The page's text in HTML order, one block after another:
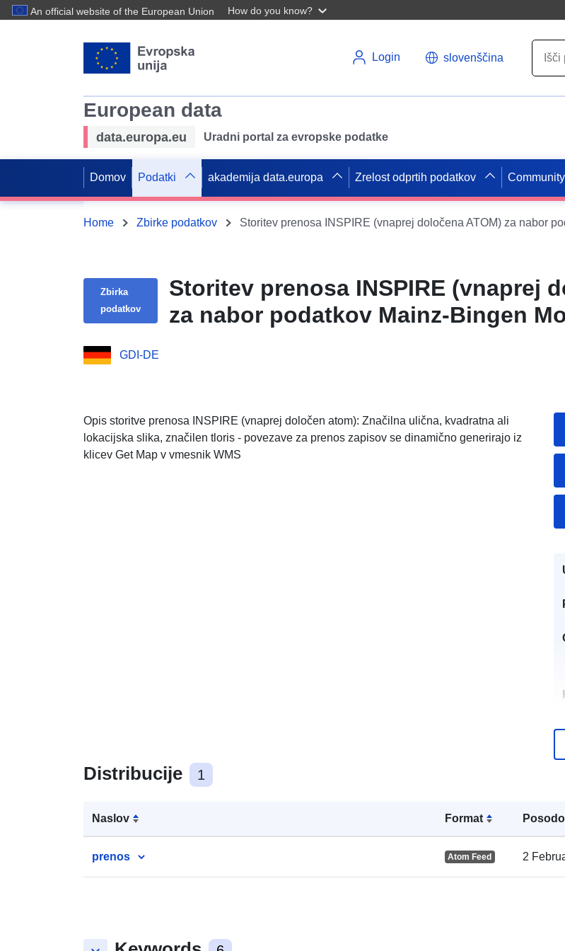
An official website of the European Union How do you know?
Login slovenščina
European data
data.europa.eu Uradni portal za evropske podatke
Domov Podatki akademija data.europa Zrelost odprtih podatkov Community
Home Zbirke podatkov
Zbirka
podatkov
Storitev prenosa INSPIRE (vnaprej
za nabor podatkov Mainz-Bingen
GDI-DE
Opis storitve prenosa INSPIRE (vnaprej določen atom): Značilna ulična, kvadratna ali
lokacijska slika, značilen tloris - povezave za prenos zapisov se dinamično generirajo iz
klicev Get Map v vmesnik WMS
Distribucije 1
Naslov Format
prenos Atom Feed 2